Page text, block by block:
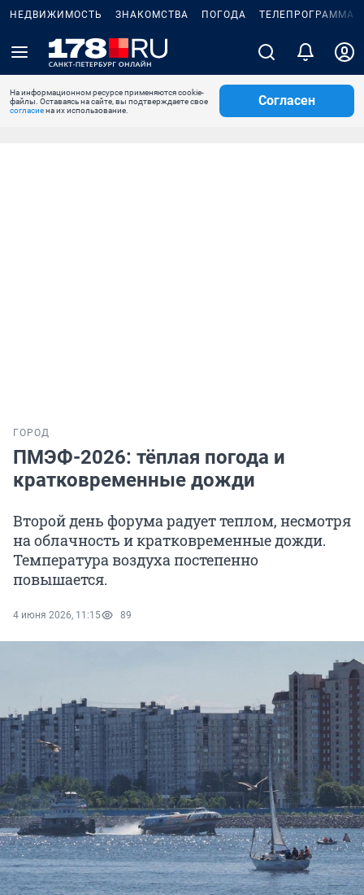
НЕДВИЖИМОСТЬ ЗНАКОМСТВА ПОГОДА ТЕЛЕПРОГРАММА
На информационном ресурсе применяются cookie-
файлы. Оставаясь на сайте, вы подтверждаете свое
согласиена их использование.
Согласен
ГОРОД
ПМЭФ-2026: тёплая погода и
кратковременные дожди
Второй день форума радует теплом, несмотря
на облачность и кратковременные дожди.
Температура воздуха постепенно
повышается.
4 июня 2026, 11:15 89